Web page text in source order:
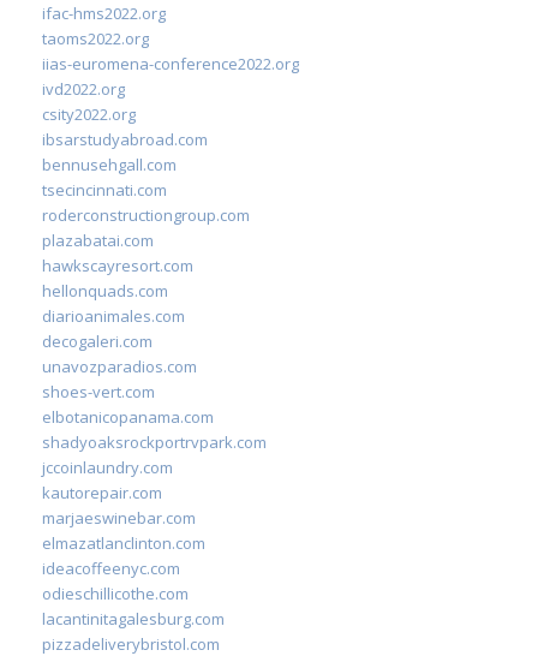
ifac-hms2022.org
taoms2022.org
iias-euromena-conference2022.org
ivd2022.org
csity2022.org
ibsarstudyabroad.com
bennusehgall.com
tsecincinnati.com
roderconstructiongroup.com
plazabatai.com
hawkscayresort.com
hellonquads.com
diarioanimales.com
decogaleri.com
unavozparadios.com
shoes-vert.com
elbotanicopanama.com
shadyoaksrockportrvpark.com
jccoinlaundry.com
kautorepair.com
marjaeswinebar.com
elmazatlanclinton.com
ideacoffeenyc.com
odieschillicothe.com
lacantinitagalesburg.com
pizzadeliverybristol.com